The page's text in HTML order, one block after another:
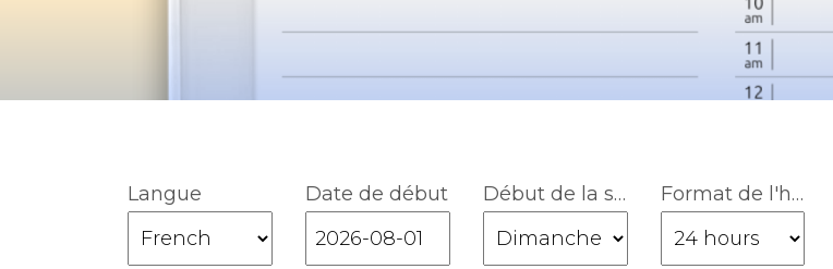
Langue Date de début Début de la semaine Format de l'heure